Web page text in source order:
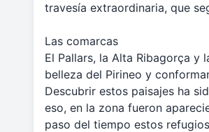
travesía extraordinaria, que
Las comarcas
El Pallars, la Alta Ribagorça y
belleza del Pirineo y
Descubrir estos paisajes ha
eso, en la zona fueron
paso del tiempo estos